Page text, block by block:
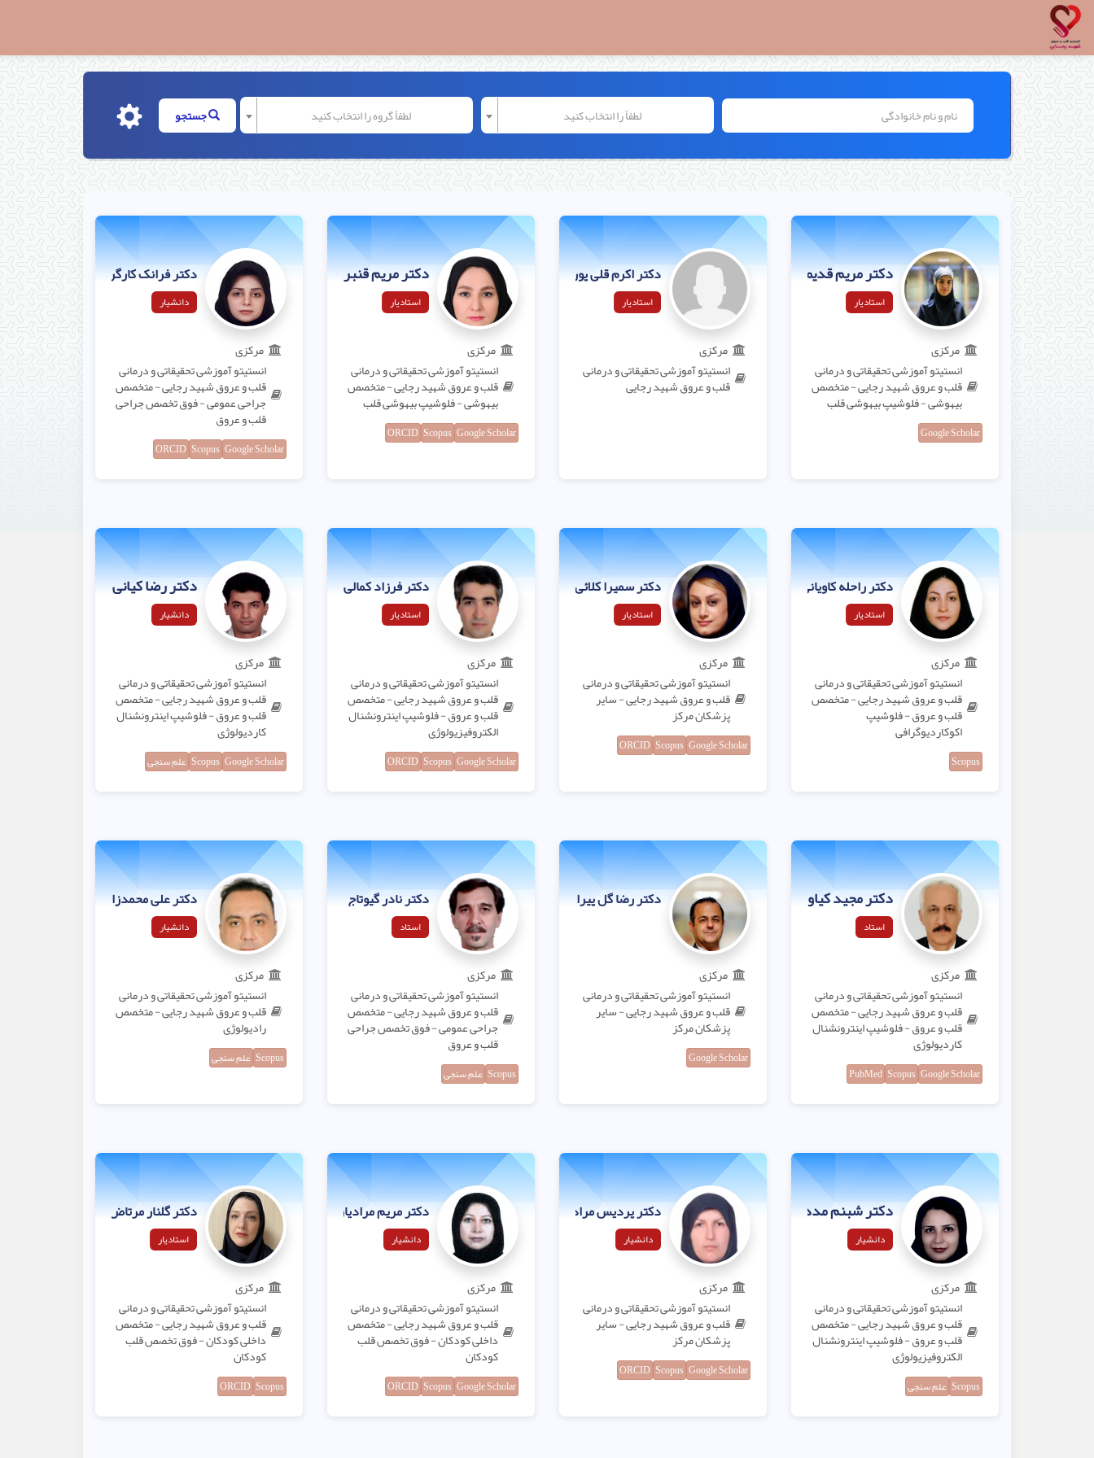
لطفاً را انتخاب کنید لطفاً گروه را انتخاب کنید جستجو
دکتر مریم قدیمی
استادیار
مرکزی
انستیتو آموزشی تحقیقاتی و درمانی
قلب و عروق شهید رجایی - متخصص
بیهوشی - فلوشیپ بیهوشی قلب
Google Scholar
دکتر اکرم قلی پور
استادیار
مرکزی
انستیتو آموزشی تحقیقاتی و درمانی
قلب و عروق شهید رجایی
دکتر مریم قنبری
استادیار
مرکزی
انستیتو آموزشی تحقیقاتی و درمانی
قلب و عروق شهید رجایی - متخصص
بیهوشی - فلوشیپ بیهوشی قلب
Google Scholar
Scopus
ORCID
دکتر فرانک کارگر
دانشیار
مرکزی
انستیتو آموزشی تحقیقاتی و درمانی
قلب و عروق شهید رجایی - متخصص
جراحی عمومی - فوق تخصص جراحی
قلب و عروق
Google Scholar
Scopus
ORCID
دکتر راحله کاویانی
استادیار
مرکزی
انستیتو آموزشی تحقیقاتی و درمانی
قلب و عروق شهید رجایی - متخصص
قلب و عروق - فلوشیپ
اکوکاردیوگرافی
Scopus
دکتر سمیرا کلائی نیا
استادیار
مرکزی
انستیتو آموزشی تحقیقاتی و درمانی
قلب و عروق شهید رجایی - سایر
پزشکان مرکز
Google Scholar
Scopus
ORCID
دکتر فرزاد کمالی
استادیار
مرکزی
انستیتو آموزشی تحقیقاتی و درمانی
قلب و عروق شهید رجایی - متخصص
قلب و عروق - فلوشیپ اینترونشنال
الکتروفیزیولوژی
Google Scholar
Scopus
ORCID
دکتر رضا کیانی
دانشیار
مرکزی
انستیتو آموزشی تحقیقاتی و درمانی
قلب و عروق شهید رجایی - متخصص
قلب و عروق - فلوشیپ اینترونشنال
کاردیولوژی
Google Scholar
Scopus علم سنجی
دکتر مجید کیاور
استاد
مرکزی
انستیتو آموزشی تحقیقاتی و درمانی
قلب و عروق شهید رجایی - متخصص
قلب و عروق - فلوشیپ اینترونشنال
کاردیولوژی
Google Scholar
Scopus
PubMed
دکتر رضا گل پیرا
مرکزی
انستیتو آموزشی تحقیقاتی و درمانی
قلب و عروق شهید رجایی - سایر
پزشکان مرکز
Google Scholar
دکتر نادر گیوتاج
استاد
مرکزی
انستیتو آموزشی تحقیقاتی و درمانی
قلب و عروق شهید رجایی - متخصص
جراحی عمومی - فوق تخصص جراحی
قلب و عروق
Scopus علم سنجی
دکتر علی محمدزاده کوه‌پاره
دانشیار
مرکزی
انستیتو آموزشی تحقیقاتی و درمانی
قلب و عروق شهید رجایی - متخصص
رادیولوژی
Scopus علم سنجی
دکتر شبنم مددی
دانشیار
مرکزی
انستیتو آموزشی تحقیقاتی و درمانی
قلب و عروق شهید رجایی - متخصص
قلب و عروق - فلوشیپ اینترونشنال
الکتروفیزیولوژی
Scopus علم سنجی
دکتر پردیس مراد نژاد
دانشیار
مرکزی
انستیتو آموزشی تحقیقاتی و درمانی
قلب و عروق شهید رجایی - سایر
پزشکان مرکز
Google Scholar
Scopus
ORCID
دکتر مریم مرادیان
دانشیار
مرکزی
انستیتو آموزشی تحقیقاتی و درمانی
قلب و عروق شهید رجایی - متخصص
داخلی کودکان - فوق تخصص قلب
کودکان
Google Scholar
Scopus
ORCID
دکتر گلنار مرتاض هجری
استادیار
مرکزی
انستیتو آموزشی تحقیقاتی و درمانی
قلب و عروق شهید رجایی - متخصص
داخلی کودکان - فوق تخصص قلب
کودکان
Scopus
ORCID